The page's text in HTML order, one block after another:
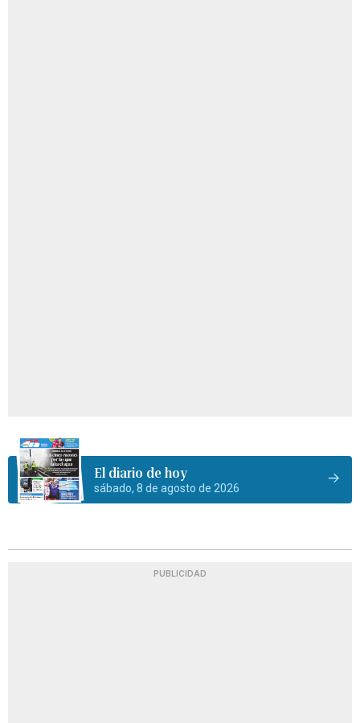
El diario de hoy
sábado, 8 de agosto de 2026
PUBLICIDAD